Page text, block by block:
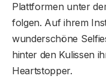
Plattformen unter
folgen. Auf ihrem
wunderschöne
hinter den Kulissen
Heartstopper.